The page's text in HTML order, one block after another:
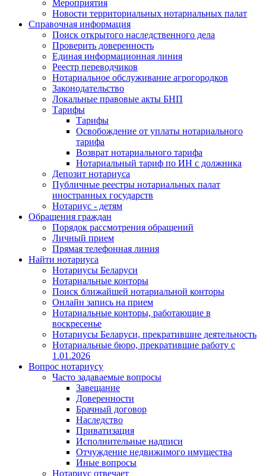
Мероприятия
Новости территориальных нотариальных палат
Справочная информация
Поиск открытого наследственного дела
Проверить доверенность
Единая информационная линия
Реестр переводчиков
Нотариальное обслуживание агрогородков
Законодательство
Локальные правовые акты БНП
Тарифы
Тарифы
Освобождение от уплаты нотариального
тарифа
Возврат нотариального тарифа
Нотариальный тариф по ИН с должника
Депозит нотариуса
Публичные реестры нотариальных палат
иностранных государств
Нотариус - детям
Обращения граждан
Порядок рассмотрения обращений
Личный прием
Прямая телефонная линия
Найти нотариуса
Нотариусы Беларуси
Нотариальные конторы
Поиск ближайшей нотариальной конторы
Онлайн запись на прием
Нотариальные конторы, работающие в
воскресенье
Нотариусы Беларуси, прекратившие деятельность
Нотариальные бюро, прекратившие работу с
1.01.2026
Вопрос нотариусу
Часто задаваемые вопросы
Завещание
Доверенности
Брачный договор
Наследство
Приватизация
Исполнительные надписи
Отчуждение недвижимого имущества
Иные вопросы
Нотариус отвечает